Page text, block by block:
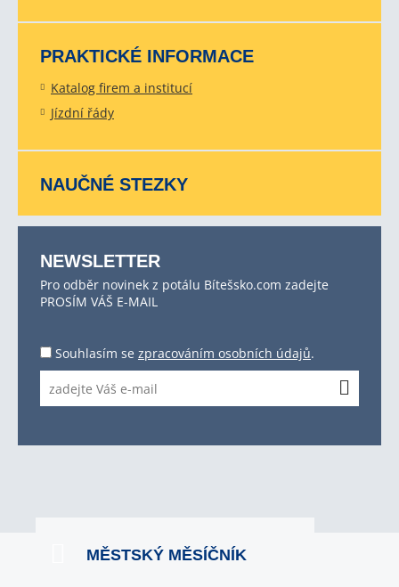
PRAKTICKÉ INFORMACE
Katalog firem a institucí
Jízdní řády
NAUČNÉ STEZKY
NEWSLETTER
Pro odběr novinek z potálu Bítešsko.com zadejte
PROSÍM VÁŠ E-MAIL
Souhlasím se zpracováním osobních údajů.
MĚSTSKÝ MĚSÍČNÍK